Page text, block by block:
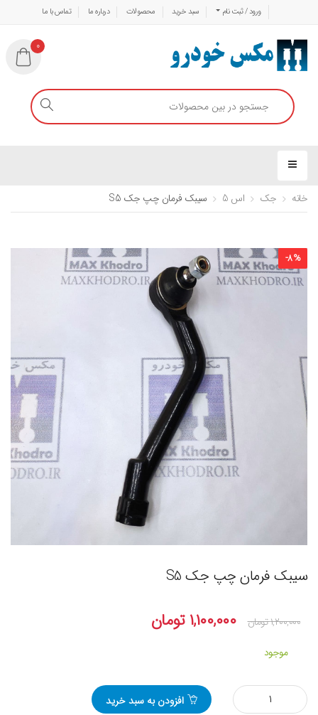
ورود / ثبت نام سبد خرید محصولات درباره ما تماس با ما
0
خانه جک اس 5 سیبک فرمان چپ جک S5
-8%
سیبک فرمان چپ جک S5
۱,۲۰۰,۰۰۰تومان ۱,۱۰۰,۰۰۰ تومان
موجود
مقدار
سیبک
افزودن به سبد خرید